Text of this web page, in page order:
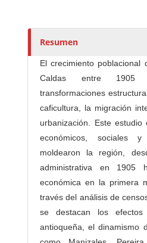
r
s
Resumen
El crecimiento poblacional
Caldas entre
transformaciones
caficultura, la migración
urbanización. Este estudio
económicos, sociales
moldearon la región,
administrativa en 1905
económica en la primera
través del análisis de
se destacan los
antioqueña, el dinamismo